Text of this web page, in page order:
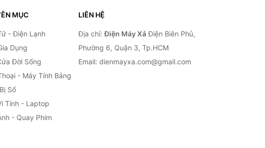
MỤC
- Điện Lạnh
Dụng
Đời Sống
- Máy Tính Bảng
Số
Tính - Laptop
- Quay Phim
LIÊN HỆ
Địa chỉ:Điện Máy XảĐiện Biên Phủ,
Phường 6, Quận 3, Tp.HCM
Email: dienmayxa.com@gmail.com